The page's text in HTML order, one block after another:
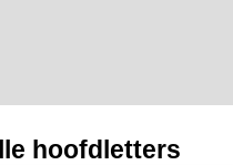
hoofdletters